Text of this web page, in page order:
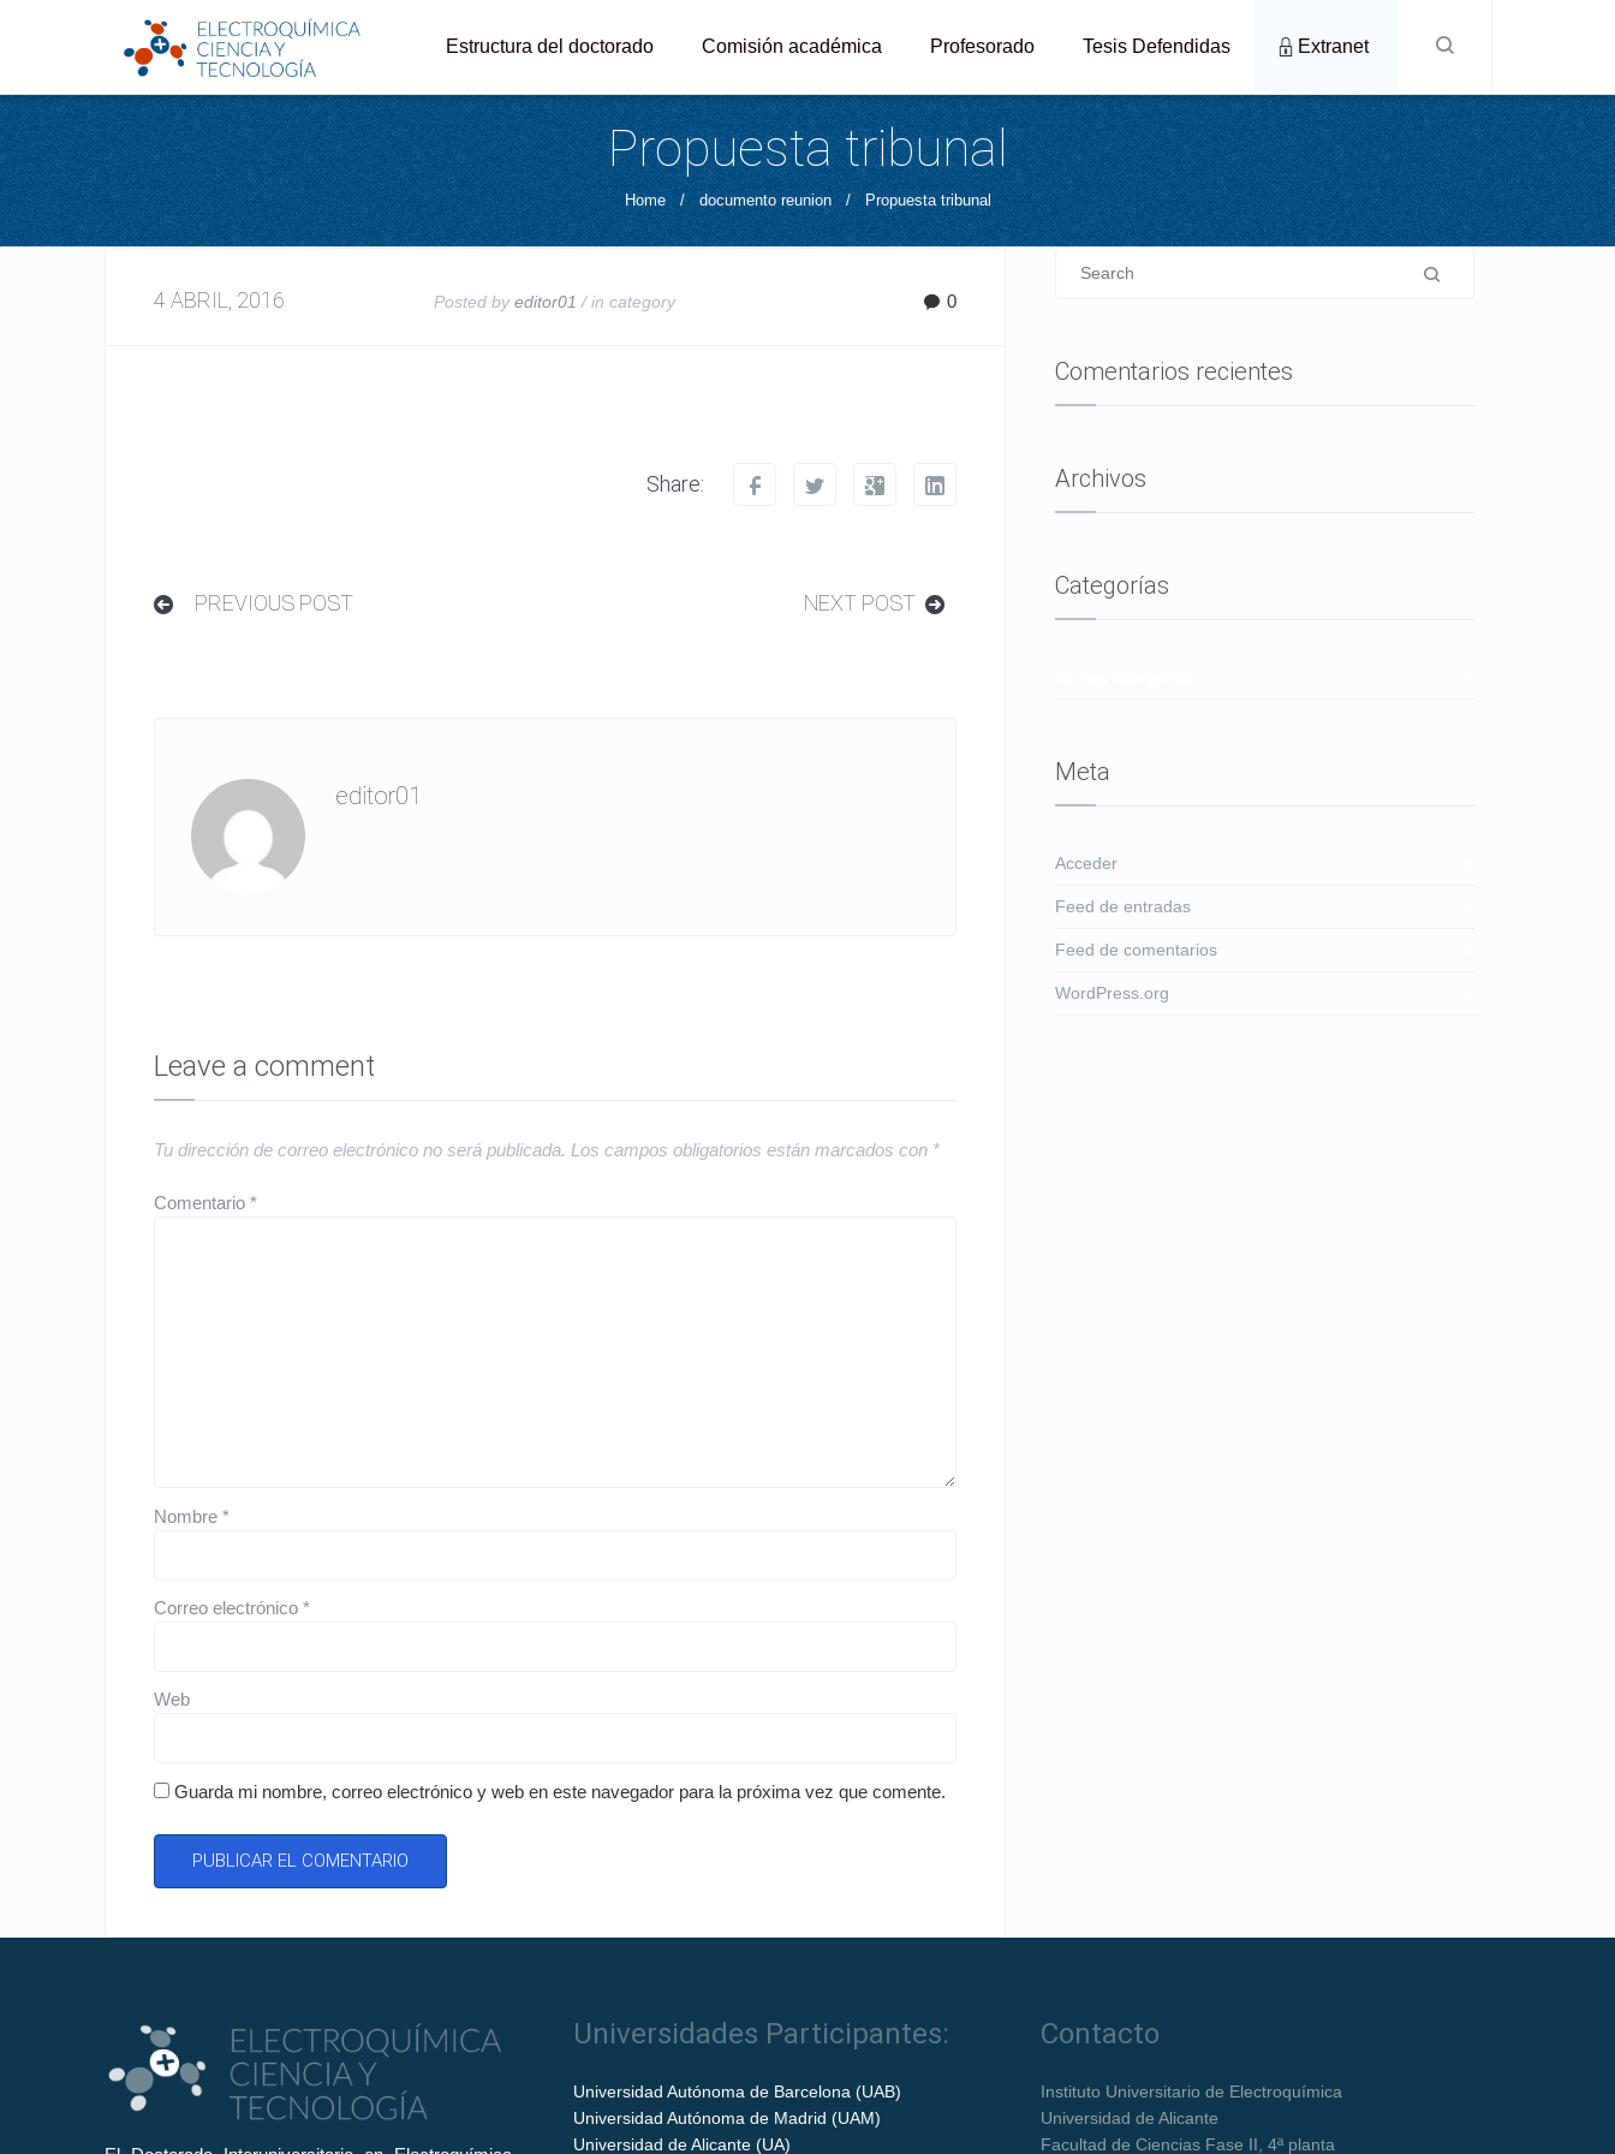
Estructura del doctorado Comisión académica Profesorado Tesis Defendidas Extranet
Propuesta tribunal
Home / documento reunion / Propuesta tribunal
4 ABRIL, 2016 Posted byeditor01 / in category 0
Share:
PREVIOUS POST NEXT POST
editor01
Leave a comment
Tu dirección de correo electrónico no será publicada. Los campos obligatorios están marcados con *
Comentario *
Nombre *
Correo electrónico *
Web
Guarda mi nombre, correo electrónico y web en este navegador para la próxima vez que comente.
Comentarios recientes
Archivos
Categorías
Meta
Acceder
Feed de entradas
Feed de comentarios
WordPress.org
Universidades Participantes:
Universidad Autónoma de Barcelona (UAB)
Universidad Autónoma de Madrid (UAM)
Universidad de Alicante (UA)
Contacto
Instituto Universitario de Electroquímica
Universidad de Alicante
Facultad de Ciencias Fase II, 4ª planta